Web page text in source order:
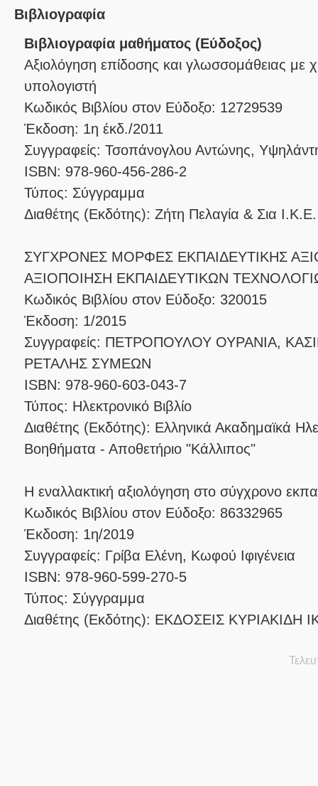
Βιβλιογραφία
Βιβλιογραφία μαθήματος (Εύδοξος)
Αξιολόγηση επίδοσης και γλωσσομάθειας με
υπολογιστή
Κωδικός Βιβλίου στον Εύδοξο: 12729539
Έκδοση: 1η έκδ./2011
Συγγραφείς: Τσοπάνογλου Αντώνης,
ISBN: 978-960-456-286-2
Τύπος: Σύγγραμμα
Διαθέτης (Εκδότης): Ζήτη Πελαγία & Σια Ι.Κ.Ε.
ΣΥΓΧΡΟΝΕΣ ΜΟΡΦΕΣ ΕΚΠΑΙΔΕΥΤΙΚΗΣ
ΑΞΙΟΠΟΙΗΣΗ ΕΚΠΑΙΔΕΥΤΙΚΩΝ
Κωδικός Βιβλίου στον Εύδοξο: 320015
Έκδοση: 1/2015
Συγγραφείς: ΠΕΤΡΟΠΟΥΛΟΥ ΟΥΡΑΝΙΑ,
ΡΕΤΑΛΗΣ ΣΥΜΕΩΝ
ISBN: 978-960-603-043-7
Τύπος: Ηλεκτρονικό Βιβλίο
Διαθέτης (Εκδότης): Ελληνικά Ακαδημαϊκά
Βοηθήματα - Αποθετήριο "Κάλλιπος"
Η εναλλακτική αξιολόγηση στο σύγχρονο
Κωδικός Βιβλίου στον Εύδοξο: 86332965
Έκδοση: 1η/2019
Συγγραφείς: Γρίβα Ελένη, Κωφού Ιφιγένεια
ISBN: 978-960-599-270-5
Τύπος: Σύγγραμμα
Διαθέτης (Εκδότης): ΕΚΔΟΣΕΙΣ ΚΥΡΙΑΚΙΔΗ